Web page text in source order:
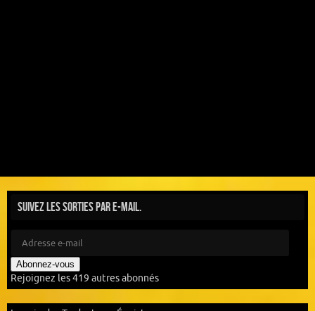
Suivez les sorties par e-mail.
Abonnez-vous
Rejoignez les 419 autres abonnés